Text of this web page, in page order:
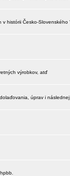
v histórii Česko-Slovenského
výrobkov, atď
úprav i